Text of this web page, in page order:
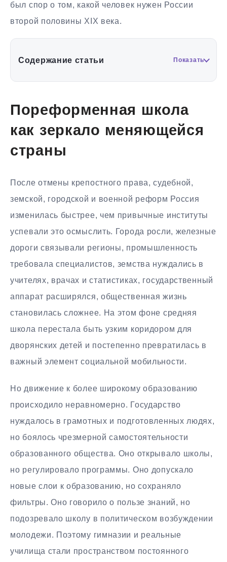
был спор о том, какой человек нужен России
второй половины XIX века.
Содержание статьи Показать
Пореформенная школа
как зеркало меняющейся
страны
После отмены крепостного права, судебной,
земской, городской и военной реформ Россия
изменилась быстрее, чем привычные институты
успевали это осмыслить. Города росли, железные
дороги связывали регионы, промышленность
требовала специалистов, земства нуждались в
учителях, врачах и статистиках, государственный
аппарат расширялся, общественная жизнь
становилась сложнее. На этом фоне средняя
школа перестала быть узким коридором для
дворянских детей и постепенно превратилась в
важный элемент социальной мобильности.
Но движение к более широкому образованию
происходило неравномерно. Государство
нуждалось в грамотных и подготовленных людях,
но боялось чрезмерной самостоятельности
образованного общества. Оно открывало школы,
но регулировало программы. Оно допускало
новые слои к образованию, но сохраняло
фильтры. Оно говорило о пользе знаний, но
подозревало школу в политическом возбуждении
молодежи. Поэтому гимназии и реальные
училища стали пространством постоянного